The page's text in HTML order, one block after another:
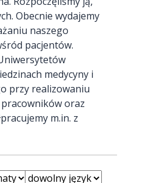
Obecnie wydajemy
naszego
pacjentów.
medycyny i
przy realizowaniu
oraz
m.in. z